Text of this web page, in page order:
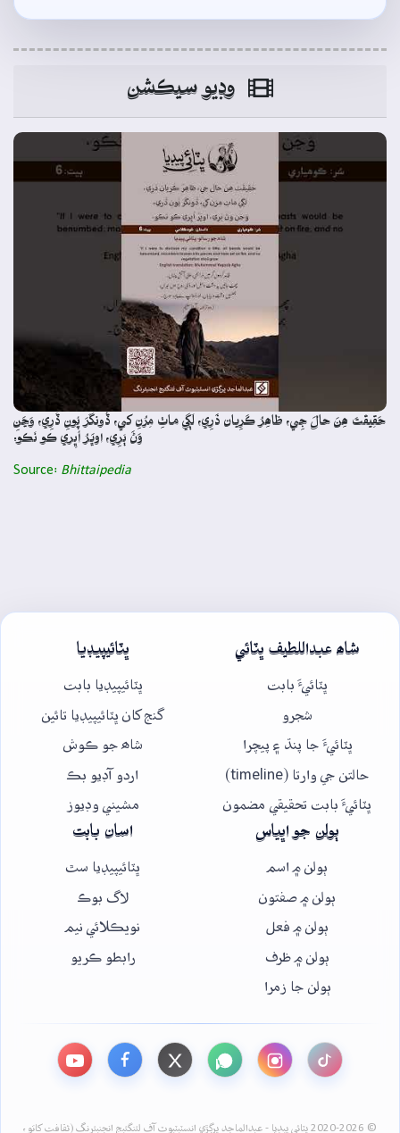
وڊيو سيڪشن
حَقِيقَتَ ھِنَ حالَ جِي، ظاھِرُ ڪَرِيان ذَرِي، لَڳي ماٺِ مِرُنِ کي، ڏُونگَرَ پُونِ ڏَرِي، وَڃَنِ
وَڻَ ٻَرِي، اوڀَرُ اُڀِري ڪو نَڪو.
Source: Bhittaipedia
شاھ عبداللطيف ڀٽائي
ڀٽائيءَ بابت
شجرو
ڀٽائيءَ جا پنڌ ۽ پيچرا
حالتن جي وارتا (timeline)
ڀٽائيءَ بابت تحقيقي مضمون
ڀٽائيپيڊيا
ڀٽائيپيڊيا بابت
گنج کان ڀٽائيپيڊيا تائين
شاھ جو ڪوش
اردو آڊيو بڪ
مشيني وڊيوز
ٻولن جو اڀياس
ٻولن ۾ اسم
ٻولن ۾ صفتون
ٻولن ۾ فعل
ٻولن ۾ ظرف
ٻولن جا زمرا
اسان بابت
ڀٽائيپيڊيا سٿ
لاگ بوڪ
نويڪلائي نيم
رابطو ڪريو
© 2020-2026 ڀٽائي پيڊيا - عبدالماجد ڀرڳڙي انسٽيٽيوٽ آف لئنگئيج انجنيئرنگ (ثقافت کاتو،